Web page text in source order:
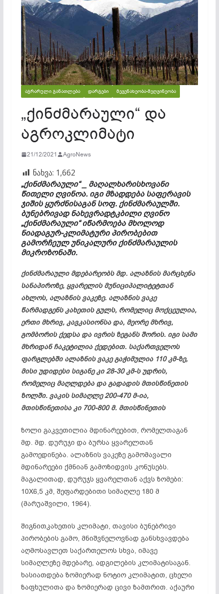
ᲐᲒᲠᲐᲠᲣᲚᲘ ᲒᲐᲜᲐᲗᲚᲔᲑᲐ ᲓᲐᲠᲒᲔᲑᲘ ᲛᲔᲕᲔᲜᲐᲮᲔᲝᲑᲐ-ᲛᲔᲦᲕᲘᲜᲔᲝᲑᲐ
„ქინძმარაული“ და
აგროკლიმატი
21/12/2021 AgroNews
ნახვა: 1,662
„ქინძმარაული“ _ მაღალხარისხოვანი
წითელი ღვინოა. იგი მზადდება საფერავის
ჯიშის ყურძნისაგან სოფ. ქინძმარაულში.
ბუნებრივად ნახევრადტკბილი ღვინო
„ქინძმარაული“ იწარმოება მხოლოდ
ნიადაგურ-კლიმატური პირობებით
გამორჩეულ უნიკალური ქინძმარაულის
მიკროზონაში.
ქინძმარაული მდებარეობს მდ. ალაზნის მარცხენა
სანაპიროზე, ყვარელის მუნიციპალიტეტთან
ახლოს, ალაზნის ვაკეზე. ალაზნის ვაკე
წარმადგენს კახეთის გულს, რომელიც მოქცეულია,
ერთი მხრივ, კავკასიონსა და, მეორე მხრივ,
გომბორის ქედსა და ივრის ზეგანს შორის. იგი სამი
მხრიდან ჩაკეტილია ქედებით. საქართველოს
ფარგლებში ალაზნის ვაკე გაჭიმულია 110 კმ-ზე,
მისი უდიდესი სიგანე კი 28-30 კმ-ს უდრის,
რომელიც მაღლდება და გადადის მთისწინეთის
ზოლში. ვაკის სიმაღლე 200-470 მ-ია,
მთისწინეთისა კი 700-800 მ. მთისწინეთის
ზოლი გაკვეთილია მდინარეებით, რომელთაგან
მდ. მდ. დურუჯი და ბურსა ყვარელთან
გამოედინება. ალაზნის ვაკეზე გამომავალი
მდინარეები ქმნიან გამოზიდვის კონუსებს.
მაგალითად, დურუჯს ყვარელთან აქვს ზომები:
10X6,5 კმ, შეფარდებითი სიმაღლე 180 მ
(მარუაშვილი, 1964).
შიგნითკახეთის კლიმატი, თავისი ბუნებრივი
პირობების გამო, მნიშვნელოვნად განსხვავდება
აღმოსავლეთ საქართელოს სხვა, იმავე
სიმაღლეზე მდებარე, ადგილების კლიმატისაგან.
ხასიათდება ზომიერად ნოტიო კლიმატით, ცხელი
ზაფხულითა და ზომიერად ცივი ზამთრით. აქაური